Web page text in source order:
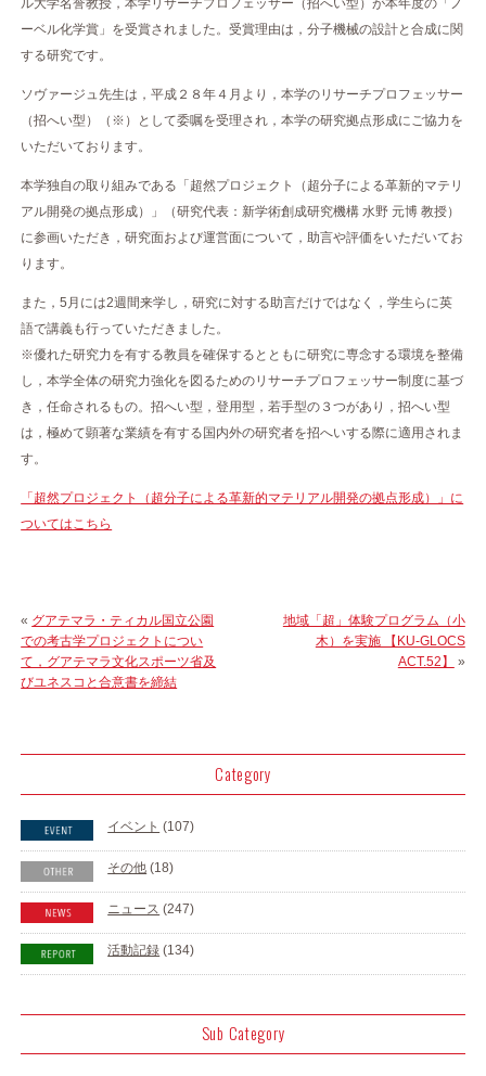
ル大学名誉教授，本学リサーチプロフェッサー（招へい型）が本年度の「ノ
ーベル化学賞」を受賞されました。受賞理由は，分子機械の設計と合成に関
する研究です。
ソヴァージュ先生は，平成２８年４月より，本学のリサーチプロフェッサー
（招へい型）（※）として委嘱を受理され，本学の研究拠点形成にご協力を
いただいております。
本学独自の取り組みである「超然プロジェクト（超分子による革新的マテリ
アル開発の拠点形成）」（研究代表：新学術創成研究機構 水野 元博 教授）
に参画いただき，研究面および運営面について，助言や評価をいただいてお
ります。
また，5月には2週間来学し，研究に対する助言だけではなく，学生らに英
語で講義も行っていただきました。
※優れた研究力を有する教員を確保するとともに研究に専念する環境を整備
し，本学全体の研究力強化を図るためのリサーチプロフェッサー制度に基づ
き，任命されるもの。招へい型，登用型，若手型の３つがあり，招へい型
は，極めて顕著な業績を有する国内外の研究者を招へいする際に適用されま
す。
「超然プロジェクト（超分子による革新的マテリアル開発の拠点形成）」に
ついてはこちら
« グアテマラ・ティカル国立公園
での考古学プロジェクトについ
て，グアテマラ文化スポーツ省及
びユネスコと合意書を締結
地域「超」体験プログラム（小
木）を実施 【KU-GLOCS
ACT.52】
»
Category
イベント (107)
その他 (18)
ニュース (247)
活動記録 (134)
Sub Category